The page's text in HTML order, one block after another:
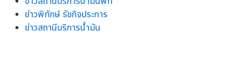
ข่าวพิทักษ์ รัชกิจประการ
ข่าวสถานีบริการน้ำมัน